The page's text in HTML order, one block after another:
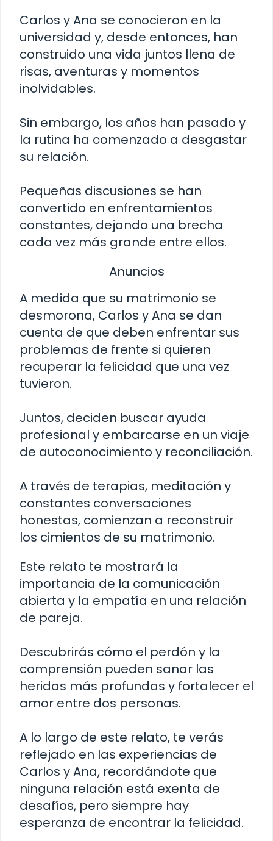
Carlos y Ana se conocieron en la
universidad y, desde entonces, han
construido una vida juntos llena de
risas, aventuras y momentos
inolvidables.
Sin embargo, los años han pasado y
la rutina ha comenzado a desgastar
su relación.
Pequeñas discusiones se han
convertido en enfrentamientos
constantes, dejando una brecha
cada vez más grande entre ellos.
Anuncios
A medida que su matrimonio se
desmorona, Carlos y Ana se dan
cuenta de que deben enfrentar sus
problemas de frente si quieren
recuperar la felicidad que una vez
tuvieron.
Juntos, deciden buscar ayuda
profesional y embarcarse en un viaje
de autoconocimiento y reconciliación.
A través de terapias, meditación y
constantes conversaciones
honestas, comienzan a reconstruir
los cimientos de su matrimonio.
Este relato te mostrará la
importancia de la comunicación
abierta y la empatía en una relación
de pareja.
Descubrirás cómo el perdón y la
comprensión pueden sanar las
heridas más profundas y fortalecer el
amor entre dos personas.
A lo largo de este relato, te verás
reflejado en las experiencias de
Carlos y Ana, recordándote que
ninguna relación está exenta de
desafíos, pero siempre hay
esperanza de encontrar la felicidad.